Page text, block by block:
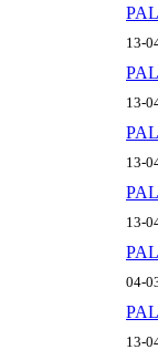
13-
13-
13-
13-
04-
13-